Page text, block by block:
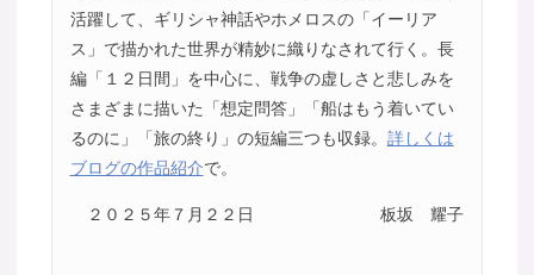
活躍して、ギリシャ神話やホメロスの「イーリア
ス」で描かれた世界が精妙に織りなされて行く。長
編「１２日間」を中心に、戦争の虚しさと悲しみを
さまざまに描いた「想定問答」「船はもう着いてい
るのに」「旅の終り」の短編三つも収録。 詳しくは
ブログの作品紹介で。
２０２５年７月２２日 板坂 耀子